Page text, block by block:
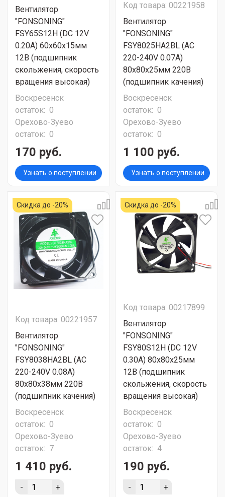
Вентилятор
"FONSONING"
FSY65S12H (DC 12V
0.20A) 60х60х15мм
12В (подшипник
скольжения, скорость
вращения высокая)
Воскресенск
остаток: 0
Орехово-Зуево
остаток: 0
170 руб.
Узнать о поступлении
Код товара: 00221958
Вентилятор
"FONSONING"
FSY8025HA2BL (AC
220-240V 0.07A)
80х80х25мм 220В
(подшипник качения)
Воскресенск
остаток: 0
Орехово-Зуево
остаток: 0
1 100 руб.
Узнать о поступлении
Скидка до -20%
Код товара: 00221957
Вентилятор
"FONSONING"
FSY8038HA2BL (AC
220-240V 0.08A)
80х80х38мм 220В
(подшипник качения)
Воскресенск
остаток: 0
Орехово-Зуево
остаток: 7
1 410 руб.
- +
Скидка до -20%
Код товара: 00217899
Вентилятор
"FONSONING"
FSY80S12H (DC 12V
0.30A) 80х80х25мм
12В (подшипник
скольжения, скорость
вращения высокая)
Воскресенск
остаток: 0
Орехово-Зуево
остаток: 4
190 руб.
- +